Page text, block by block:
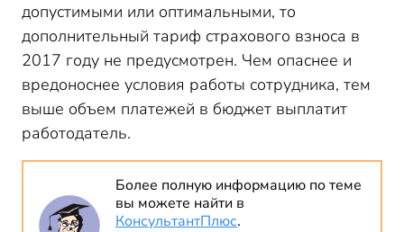
допустимыми или оптимальными, то
дополнительный тариф страхового взноса в
2017 году не предусмотрен. Чем опаснее и
вредоноснее условия работы сотрудника, тем
выше объем платежей в бюджет выплатит
работодатель.
Более полную информацию по теме
вы можете найти в
КонсультантПлюс.